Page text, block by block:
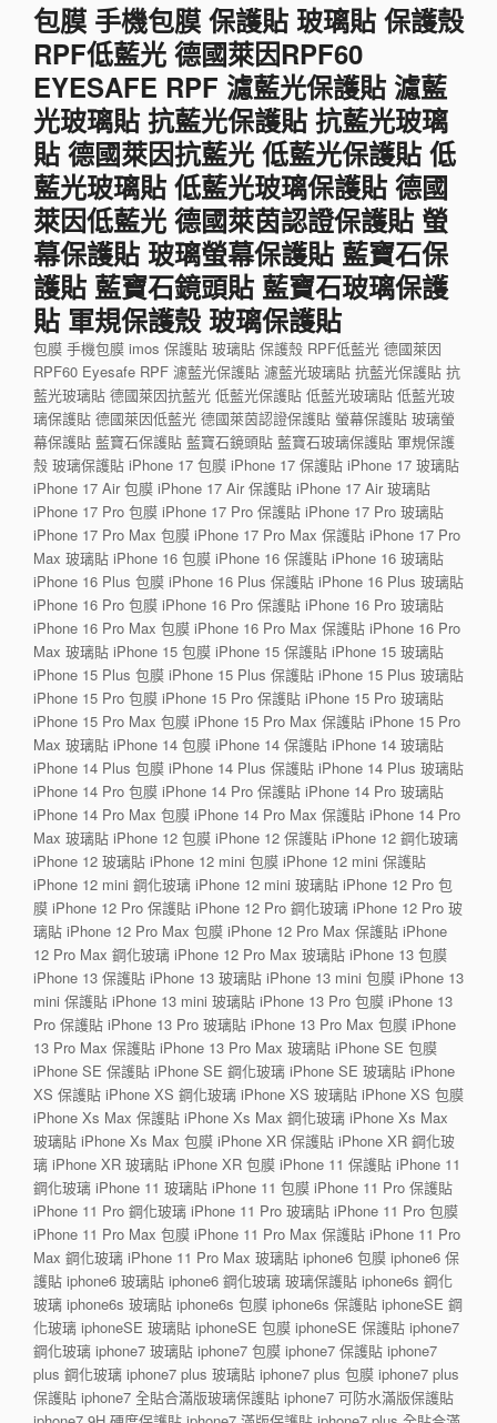
包膜 手機包膜 保護貼 玻璃貼 保護殼
RPF低藍光 德國萊因RPF60
EYESAFE RPF 濾藍光保護貼 濾藍
光玻璃貼 抗藍光保護貼 抗藍光玻璃
貼 德國萊因抗藍光 低藍光保護貼 低
藍光玻璃貼 低藍光玻璃保護貼 德國
萊因低藍光 德國萊茵認證保護貼 螢
幕保護貼 玻璃螢幕保護貼 藍寶石保
護貼 藍寶石鏡頭貼 藍寶石玻璃保護
貼 軍規保護殼 玻璃保護貼
包膜 手機包膜 imos 保護貼 玻璃貼 保護殼 RPF低藍光 德國萊因
RPF60 Eyesafe RPF 濾藍光保護貼 濾藍光玻璃貼 抗藍光保護貼 抗
藍光玻璃貼 德國萊因抗藍光 低藍光保護貼 低藍光玻璃貼 低藍光玻
璃保護貼 德國萊因低藍光 德國萊茵認證保護貼 螢幕保護貼 玻璃螢
幕保護貼 藍寶石保護貼 藍寶石鏡頭貼 藍寶石玻璃保護貼 軍規保護
殼 玻璃保護貼 iPhone 17 包膜 iPhone 17 保護貼 iPhone 17 玻璃貼
iPhone 17 Air 包膜 iPhone 17 Air 保護貼 iPhone 17 Air 玻璃貼
iPhone 17 Pro 包膜 iPhone 17 Pro 保護貼 iPhone 17 Pro 玻璃貼
iPhone 17 Pro Max 包膜 iPhone 17 Pro Max 保護貼 iPhone 17 Pro
Max 玻璃貼 iPhone 16 包膜 iPhone 16 保護貼 iPhone 16 玻璃貼
iPhone 16 Plus 包膜 iPhone 16 Plus 保護貼 iPhone 16 Plus 玻璃貼
iPhone 16 Pro 包膜 iPhone 16 Pro 保護貼 iPhone 16 Pro 玻璃貼
iPhone 16 Pro Max 包膜 iPhone 16 Pro Max 保護貼 iPhone 16 Pro
Max 玻璃貼 iPhone 15 包膜 iPhone 15 保護貼 iPhone 15 玻璃貼
iPhone 15 Plus 包膜 iPhone 15 Plus 保護貼 iPhone 15 Plus 玻璃貼
iPhone 15 Pro 包膜 iPhone 15 Pro 保護貼 iPhone 15 Pro 玻璃貼
iPhone 15 Pro Max 包膜 iPhone 15 Pro Max 保護貼 iPhone 15 Pro
Max 玻璃貼 iPhone 14 包膜 iPhone 14 保護貼 iPhone 14 玻璃貼
iPhone 14 Plus 包膜 iPhone 14 Plus 保護貼 iPhone 14 Plus 玻璃貼
iPhone 14 Pro 包膜 iPhone 14 Pro 保護貼 iPhone 14 Pro 玻璃貼
iPhone 14 Pro Max 包膜 iPhone 14 Pro Max 保護貼 iPhone 14 Pro
Max 玻璃貼 iPhone 12 包膜 iPhone 12 保護貼 iPhone 12 鋼化玻璃
iPhone 12 玻璃貼 iPhone 12 mini 包膜 iPhone 12 mini 保護貼
iPhone 12 mini 鋼化玻璃 iPhone 12 mini 玻璃貼 iPhone 12 Pro 包
膜 iPhone 12 Pro 保護貼 iPhone 12 Pro 鋼化玻璃 iPhone 12 Pro 玻
璃貼 iPhone 12 Pro Max 包膜 iPhone 12 Pro Max 保護貼 iPhone
12 Pro Max 鋼化玻璃 iPhone 12 Pro Max 玻璃貼 iPhone 13 包膜
iPhone 13 保護貼 iPhone 13 玻璃貼 iPhone 13 mini 包膜 iPhone 13
mini 保護貼 iPhone 13 mini 玻璃貼 iPhone 13 Pro 包膜 iPhone 13
Pro 保護貼 iPhone 13 Pro 玻璃貼 iPhone 13 Pro Max 包膜 iPhone
13 Pro Max 保護貼 iPhone 13 Pro Max 玻璃貼 iPhone SE 包膜
iPhone SE 保護貼 iPhone SE 鋼化玻璃 iPhone SE 玻璃貼 iPhone
XS 保護貼 iPhone XS 鋼化玻璃 iPhone XS 玻璃貼 iPhone XS 包膜
iPhone Xs Max 保護貼 iPhone Xs Max 鋼化玻璃 iPhone Xs Max
玻璃貼 iPhone Xs Max 包膜 iPhone XR 保護貼 iPhone XR 鋼化玻
璃 iPhone XR 玻璃貼 iPhone XR 包膜 iPhone 11 保護貼 iPhone 11
鋼化玻璃 iPhone 11 玻璃貼 iPhone 11 包膜 iPhone 11 Pro 保護貼
iPhone 11 Pro 鋼化玻璃 iPhone 11 Pro 玻璃貼 iPhone 11 Pro 包膜
iPhone 11 Pro Max 包膜 iPhone 11 Pro Max 保護貼 iPhone 11 Pro
Max 鋼化玻璃 iPhone 11 Pro Max 玻璃貼 iphone6 包膜 iphone6 保
護貼 iphone6 玻璃貼 iphone6 鋼化玻璃 玻璃保護貼 iphone6s 鋼化
玻璃 iphone6s 玻璃貼 iphone6s 包膜 iphone6s 保護貼 iphoneSE 鋼
化玻璃 iphoneSE 玻璃貼 iphoneSE 包膜 iphoneSE 保護貼 iphone7
鋼化玻璃 iphone7 玻璃貼 iphone7 包膜 iphone7 保護貼 iphone7
plus 鋼化玻璃 iphone7 plus 玻璃貼 iphone7 plus 包膜 iphone7 plus
保護貼 iphone7 全貼合滿版玻璃保護貼 iphone7 可防水滿版保護貼